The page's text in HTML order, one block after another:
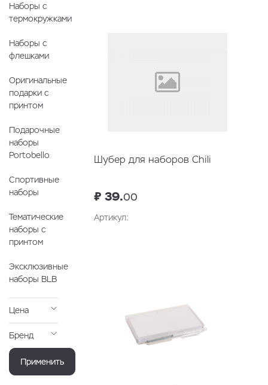
Наборы с
термокружками
Наборы с
флешками
Оригинальные
подарки с
принтом
Подарочные
наборы
Portobello
Спортивные
наборы
Тематические
наборы с
принтом
Эксклюзивные
наборы BLB
Цена
Бренд
Применить
Шубер для наборов Chili
₽ 39.00
Артикул: